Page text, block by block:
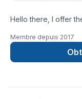
Hello there, I offer
casing, door casing,
engineered
fire-pit installation,
Membre depuis 2017